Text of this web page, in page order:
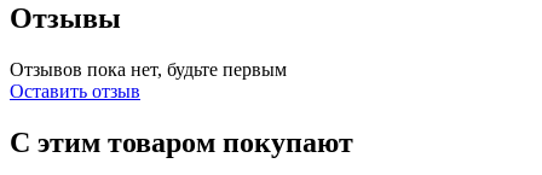
Отзывы
Отзывов пока нет, будьте первым
Оставить отзыв
С этим товаром покупают